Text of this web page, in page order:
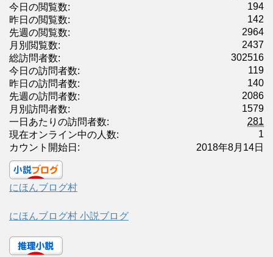
194
今日の閲覧数:
142
昨日の閲覧数:
2964
先週の閲覧数:
2437
月別閲覧数:
302516
総訪問者数:
119
今日の訪問者数:
140
昨日の訪問者数:
2086
先週の訪問者数:
1579
月別訪問者数:
281
一日あたりの訪問者数:
1
現在オンライン中の人数:
2018年8月14日
カウント開始日:
にほんブログ村
にほんブログ村 小説ブログ